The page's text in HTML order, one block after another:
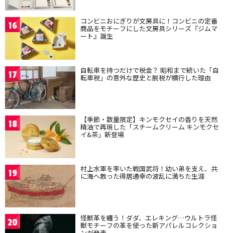
16 コンビニおにぎりが文房具に！コンビニの定番
商品をモチーフにした文房具シリーズ『ジムマ
ート』誕生
17 自転車を持つだけで税金？ 昭和まで続いた「自
転車税」の意外な歴史と脱税が横行した理由
18 【季節・数量限定】キンモクセイの香りを天然
精油で再現した「スチームクリーム キンモクセ
イ&茶」新登場
19 村上水軍を率いた戦国武将！幼い弟を支え、共
に海へ散った得居通幸の波乱に満ちた生涯
20 怪獣革を纏う！ダダ、エレキング…ウルトラ怪
獣モチーフの革を使った新アパレルコレクショ